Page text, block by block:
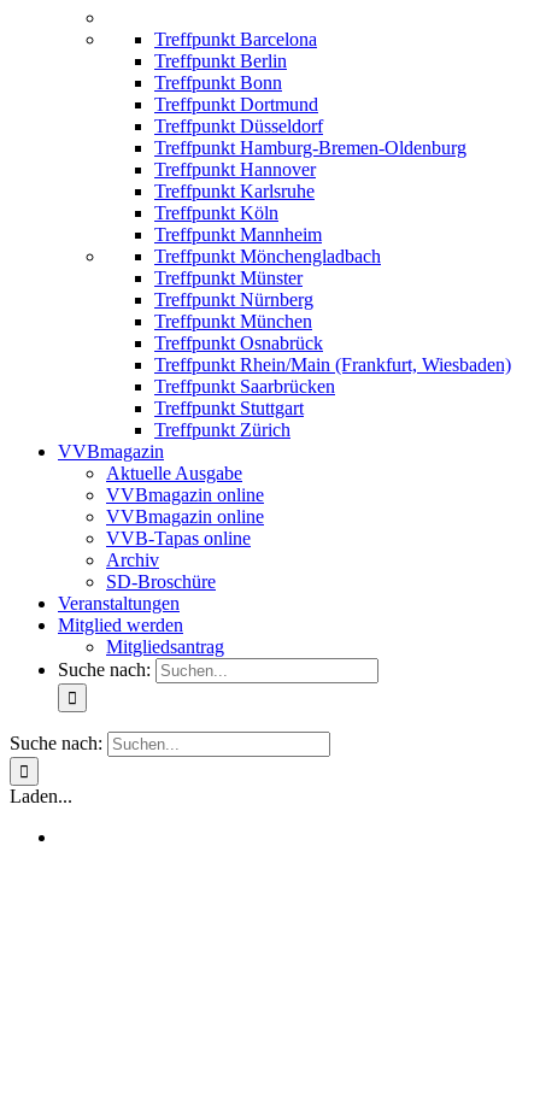
Treffpunkt Barcelona
Treffpunkt Berlin
Treffpunkt Bonn
Treffpunkt Dortmund
Treffpunkt Düsseldorf
Treffpunkt Hamburg-Bremen-Oldenburg
Treffpunkt Hannover
Treffpunkt Karlsruhe
Treffpunkt Köln
Treffpunkt Mannheim
Treffpunkt Mönchengladbach
Treffpunkt Münster
Treffpunkt Nürnberg
Treffpunkt München
Treffpunkt Osnabrück
Treffpunkt Rhein/Main (Frankfurt, Wiesbaden)
Treffpunkt Saarbrücken
Treffpunkt Stuttgart
Treffpunkt Zürich
VVBmagazin
Aktuelle Ausgabe
VVBmagazin online
VVBmagazin online
VVB-Tapas online
Archiv
SD-Broschüre
Veranstaltungen
Mitglied werden
Mitgliedsantrag
Suche nach:
Suche nach:
Laden...